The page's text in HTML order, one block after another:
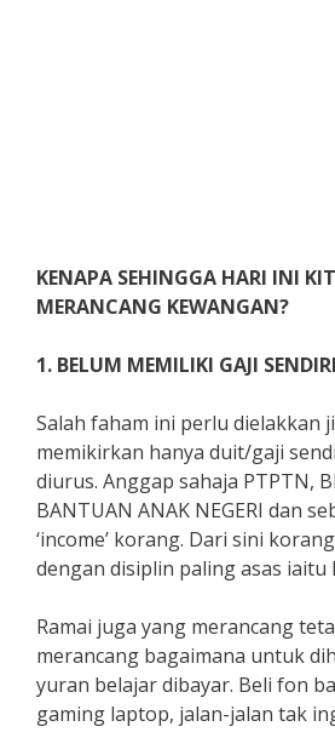
KENAPA SEHINGGA HARI INI
MERANCANG KEWANGAN?
1. BELUM MEMILIKI GAJI SENDIRI
Salah faham ini perlu dielakkan
memikirkan hanya duit/gaji
diurus. Anggap sahaja PTPTN,
BANTUAN ANAK NEGERI dan
‘income’ korang. Dari sini
dengan disiplin paling asas iaitu
Ramai juga yang merancang
merancang bagaimana untuk
yuran belajar dibayar. Beli fon
gaming laptop, jalan-jalan tak